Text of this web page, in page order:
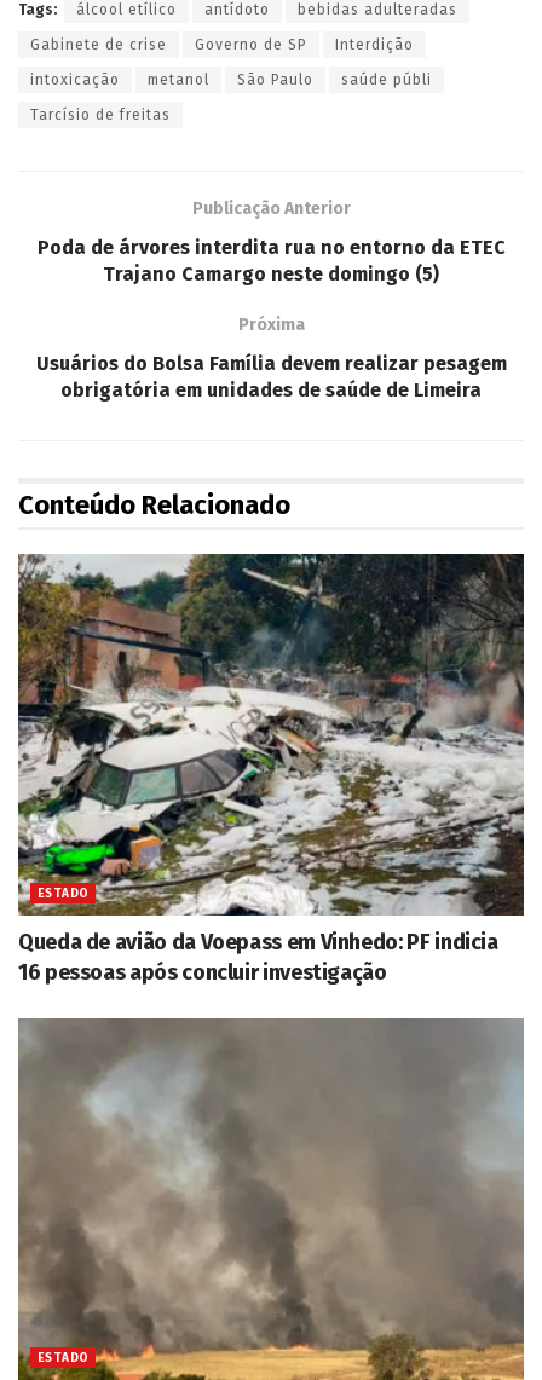
Tags: álcool etílico antídoto bebidas adulteradas
Gabinete de crise Governo de SP Interdição
intoxicação metanol São Paulo saúde públi
Tarcísio de freitas
Publicação Anterior
Poda de árvores interdita rua no entorno da ETEC
Trajano Camargo neste domingo (5)
Próxima
Usuários do Bolsa Família devem realizar pesagem
obrigatória em unidades de saúde de Limeira
Conteúdo Relacionado
ESTADO
Queda de avião da Voepass em Vinhedo: PF indicia
16 pessoas após concluir investigação
ESTADO